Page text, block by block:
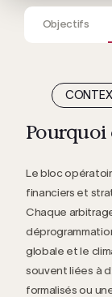
Objectifs
Le bloc
financiers et
Chaque
globale et le
souvent liées à
formalisés ou